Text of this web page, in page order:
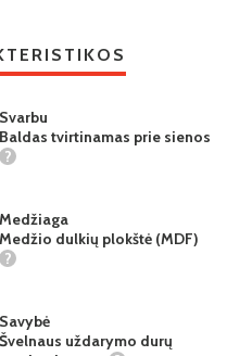
Svarbu
Baldas tvirtinamas prie sienos
?
Medžiaga
Medžio dulkių plokštė (MDF)
?
Savybė
Švelnaus uždarymo durų